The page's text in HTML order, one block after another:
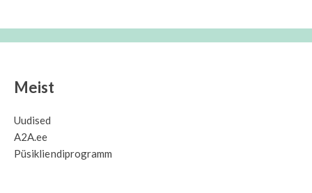
Meist
Uudised
A2A.ee
Püsikliendiprogramm